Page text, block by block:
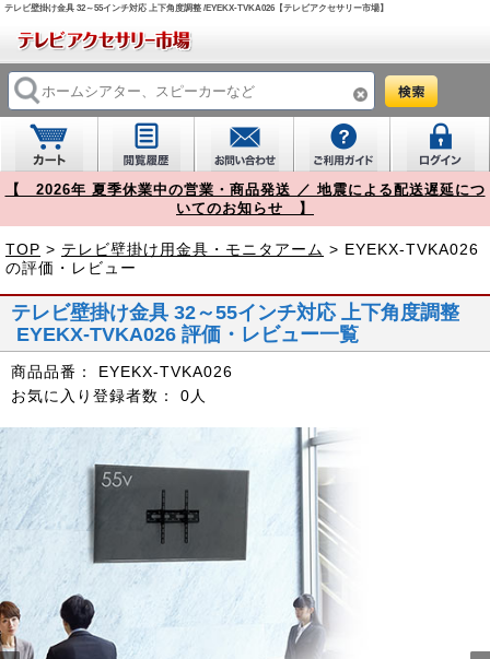
テレビ壁掛け金具 32～55インチ対応 上下角度調整 /EYEKX-TVKA026【テレビアクセサリー市場】
【 2026年 夏季休業中の営業・商品発送 ／ 地震による配送遅延につ
いてのお知らせ 】
TOP > テレビ壁掛け用金具・モニタアーム > EYEKX-TVKA026
の評価・レビュー
テレビ壁掛け金具 32～55インチ対応 上下角度調整
EYEKX-TVKA026 評価・レビュー一覧
商品品番：
EYEKX-TVKA026
お気に入り登録者数：
0人